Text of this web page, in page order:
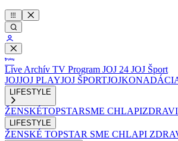
Live Archív TV Program JOJ 24 JOJ Šport
JOJJOJ PLAYJOJ ŠPORTJOJKO
LIFESTYLE
ŽENSKÉTOPSTARSME CHLAPI
LIFESTYLE
ŽENSKÉ TOPSTAR SME CHLAPI